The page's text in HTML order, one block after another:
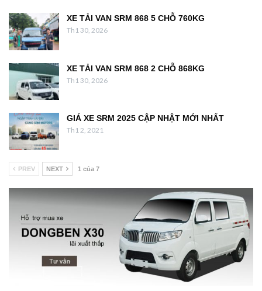
XE TẢI VAN SRM 868 5 CHỖ 760KG
Th1 30, 2026
XE TẢI VAN SRM 868 2 CHỖ 868KG
Th1 30, 2026
GIÁ XE SRM 2025 CẬP NHẬT MỚI NHẤT
Th1 2, 2021
PREV NEXT 1 của 7